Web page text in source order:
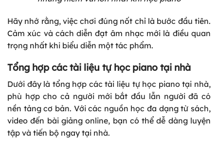
Hãy nhớ rằng, việc chơi đúng nốt chỉ là bước đầu tiên.
Cảm xúc và cách diễn đạt âm nhạc mới là điều quan
trọng nhất khi biểu diễn một tác phẩm.
Tổng hợp các tài liệu tự học piano tại nhà
Dưới đây là tổng hợp các tài liệu tự học piano tại nhà,
phù hợp cho cả người mới bắt đầu lẫn người đã có
nền tảng cơ bản. Với các nguồn học đa dạng từ sách,
video đến bài giảng online, bạn có thể dễ dàng luyện
tập và tiến bộ ngay tại nhà.